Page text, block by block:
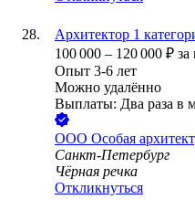
Архитектор 1
100 000 – 120 000 ₽ за
Опыт 3-6 лет
Можно удалённо
Выплаты: Два раза в
ООО Особая
Санкт-Петербург
Чёрная речка
Откликнуться